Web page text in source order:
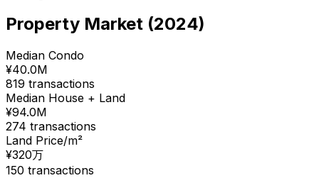
Property Market (2024)
Median Condo
¥40.0M
819 transactions
Median House + Land
¥94.0M
274 transactions
Land Price/m²
¥320万
150 transactions